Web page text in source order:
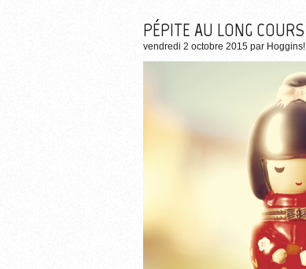
PÉPITE AU LONG COURS
vendredi 2 octobre 2015 par Hoggins!